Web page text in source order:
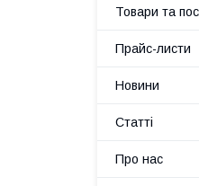
Товари та
Прайс-листи
Новини
Статті
Про нас